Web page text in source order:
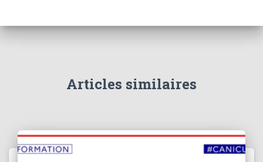
Articles similaires